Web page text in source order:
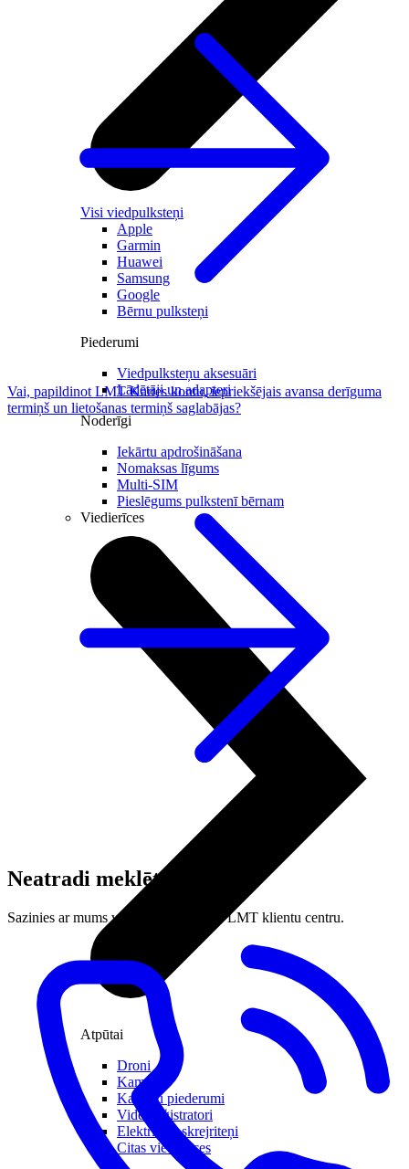
Visi viedpulksteņi
Apple
Garmin
Huawei
Samsung
Google
Bērnu pulksteņi
Piederumi
Viedpulksteņu aksesuāri
Lādētāji un adapteri
Noderīgi
Iekārtu apdrošināšana
Nomaksas līgums
Multi-SIM
Pieslēgums pulkstenī bērnam
Viedierīces
Atpūtai
Droni
Kameras
Kameru piederumi
Videoreģistratori
Elektriskie skrejriteņi
Citas viedierīces
Vai, papildinot LMT Kartes kontu, iepriekšējais avansa derīguma
termiņš un lietošanas termiņš saglabājas?
Neatradi meklēto?
Sazinies ar mums vai apmeklē tuvāko LMT klientu centru.